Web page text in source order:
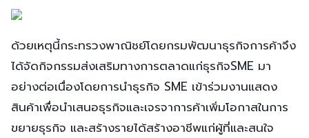
ด้วยเหตุนี้กระทรวงพาณิชย์โดยกรมพัฒนาธุรกิจการค้าจึง
ได้จัดกิจกรรมส่งเสริมทางการตลาดแก่ธุรกิจSME มา
อย่างต่อเนื่องโดยการนำธุรกิจ SME เข้าร่วมงานแสดง
สินค้าเพื่อนำเสนอธุรกิจและเจรจาการค้าเพิ่มโอกาสในการ
ขยายธุรกิจ และสร้างรายได้สร้างอาชีพแก่ผู้ที่และสนใจ